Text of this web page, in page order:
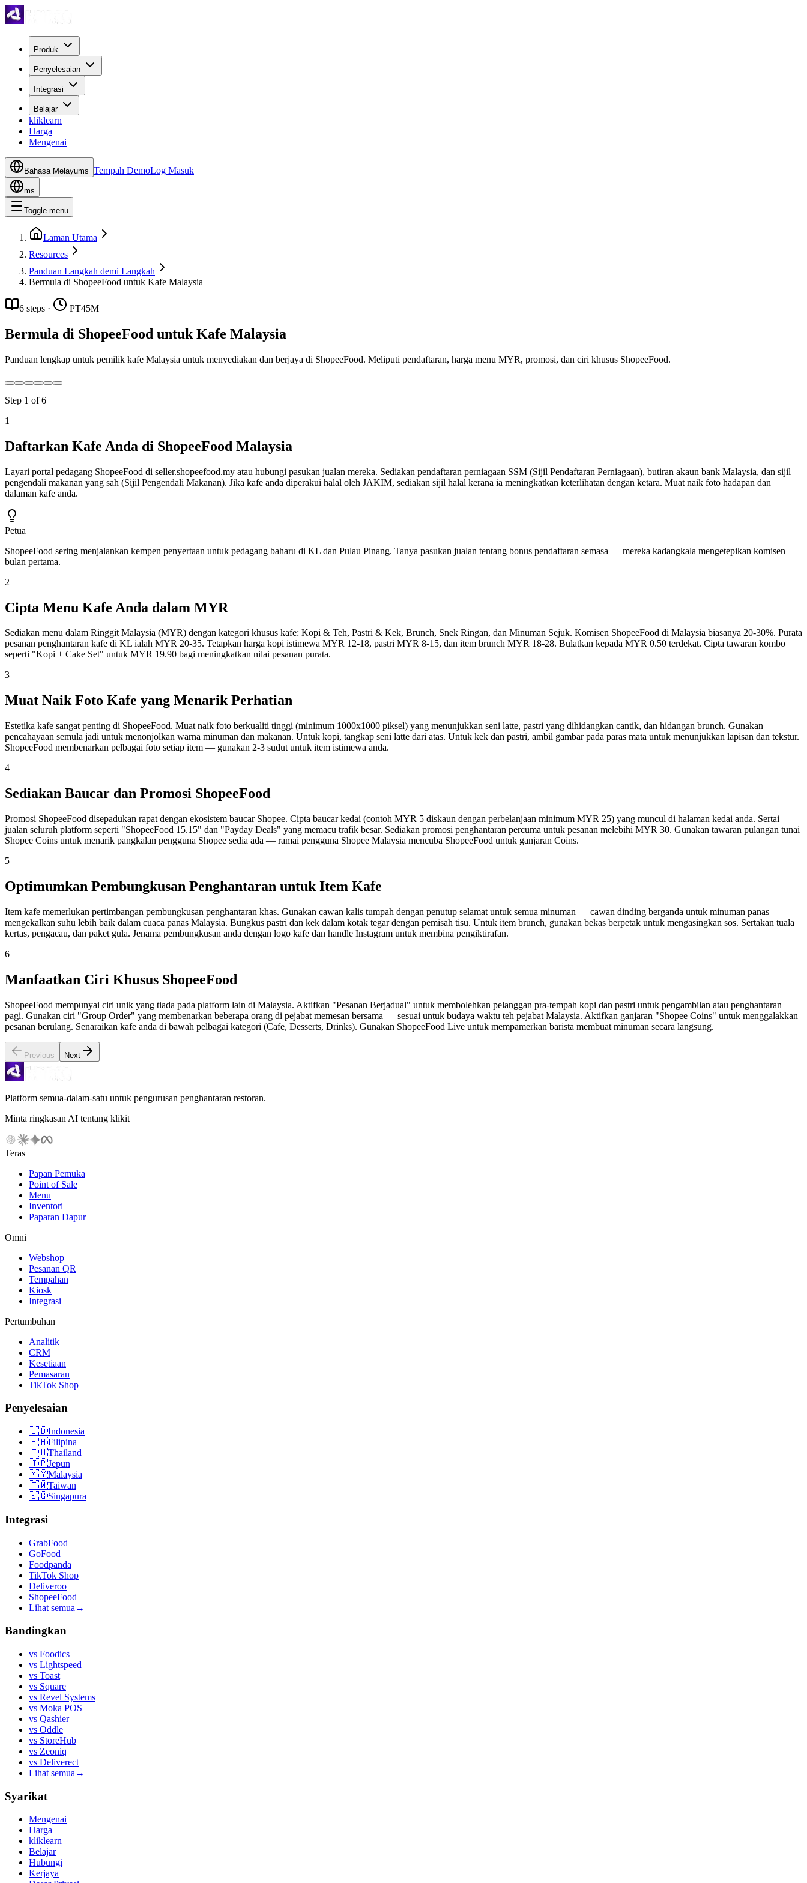
Produk
Penyelesaian
Integrasi
Belajar
kliklearn
Harga
Mengenai
Bahasa Melayums Tempah DemoLog Masuk
ms
Toggle menu
Laman Utama
Resources
Panduan Langkah demi Langkah
Bermula di ShopeeFood untuk Kafe Malaysia
6 steps · PT45M
Bermula di ShopeeFood untuk Kafe Malaysia
Panduan lengkap untuk pemilik kafe Malaysia untuk menyediakan dan berjaya di ShopeeFood. Meliputi pendaftaran, harga menu MYR, promosi, dan ciri khusus ShopeeFood.
Step 1 of6
1
Daftarkan Kafe Anda di ShopeeFood Malaysia
Layari portal pedagang ShopeeFood di seller.shopeefood.my atau hubungi pasukan jualan mereka. Sediakan pendaftaran perniagaan SSM (Sijil Pendaftaran Perniagaan), butiran akaun bank Malaysia, dan sijil
pengendali makanan yang sah (Sijil Pengendali Makanan). Jika kafe anda diperakui halal oleh JAKIM, sediakan sijil halal kerana ia meningkatkan keterlihatan dengan ketara. Muat naik foto hadapan dan
dalaman kafe anda.
Petua
ShopeeFood sering menjalankan kempen penyertaan untuk pedagang baharu di KL dan Pulau Pinang. Tanya pasukan jualan tentang bonus pendaftaran semasa — mereka kadangkala mengetepikan komisen
bulan pertama.
2
Cipta Menu Kafe Anda dalam MYR
Sediakan menu dalam Ringgit Malaysia (MYR) dengan kategori khusus kafe: Kopi & Teh, Pastri & Kek, Brunch, Snek Ringan, dan Minuman Sejuk. Komisen ShopeeFood di Malaysia biasanya 20-30%. Purata
pesanan penghantaran kafe di KL ialah MYR 20-35. Tetapkan harga kopi istimewa MYR 12-18, pastri MYR 8-15, dan item brunch MYR 18-28. Bulatkan kepada MYR 0.50 terdekat. Cipta tawaran kombo
seperti "Kopi + Cake Set" untuk MYR 19.90 bagi meningkatkan nilai pesanan purata.
3
Muat Naik Foto Kafe yang Menarik Perhatian
Estetika kafe sangat penting di ShopeeFood. Muat naik foto berkualiti tinggi (minimum 1000x1000 piksel) yang menunjukkan seni latte, pastri yang dihidangkan cantik, dan hidangan brunch. Gunakan
pencahayaan semula jadi untuk menonjolkan warna minuman dan makanan. Untuk kopi, tangkap seni latte dari atas. Untuk kek dan pastri, ambil gambar pada paras mata untuk menunjukkan lapisan dan tekstur.
ShopeeFood membenarkan pelbagai foto setiap item — gunakan 2-3 sudut untuk item istimewa anda.
4
Sediakan Baucar dan Promosi ShopeeFood
Promosi ShopeeFood disepadukan rapat dengan ekosistem baucar Shopee. Cipta baucar kedai (contoh MYR 5 diskaun dengan perbelanjaan minimum MYR 25) yang muncul di halaman kedai anda. Sertai
jualan seluruh platform seperti "ShopeeFood 15.15" dan "Payday Deals" yang memacu trafik besar. Sediakan promosi penghantaran percuma untuk pesanan melebihi MYR 30. Gunakan tawaran pulangan tunai
Shopee Coins untuk menarik pangkalan pengguna Shopee sedia ada — ramai pengguna Shopee Malaysia mencuba ShopeeFood untuk ganjaran Coins.
5
Optimumkan Pembungkusan Penghantaran untuk Item Kafe
Item kafe memerlukan pertimbangan pembungkusan penghantaran khas. Gunakan cawan kalis tumpah dengan penutup selamat untuk semua minuman — cawan dinding berganda untuk minuman panas
mengekalkan suhu lebih baik dalam cuaca panas Malaysia. Bungkus pastri dan kek dalam kotak tegar dengan pemisah tisu. Untuk item brunch, gunakan bekas berpetak untuk mengasingkan sos. Sertakan tuala
kertas, pengacau, dan paket gula. Jenama pembungkusan anda dengan logo kafe dan handle Instagram untuk membina pengiktirafan.
6
Manfaatkan Ciri Khusus ShopeeFood
ShopeeFood mempunyai ciri unik yang tiada pada platform lain di Malaysia. Aktifkan "Pesanan Berjadual" untuk membolehkan pelanggan pra-tempah kopi dan pastri untuk pengambilan atau penghantaran
pagi. Gunakan ciri "Group Order" yang membenarkan beberapa orang di pejabat memesan bersama — sesuai untuk budaya waktu teh pejabat Malaysia. Aktifkan ganjaran "Shopee Coins" untuk menggalakkan
pesanan berulang. Senaraikan kafe anda di bawah pelbagai kategori (Cafe, Desserts, Drinks). Gunakan ShopeeFood Live untuk mempamerkan barista membuat minuman secara langsung.
Previous Next
Platform semua-dalam-satu untuk pengurusan penghantaran restoran.
Minta ringkasan AI tentang klikit
Teras
Papan Pemuka
Point of Sale
Menu
Inventori
Paparan Dapur
Omni
Webshop
Pesanan QR
Tempahan
Kiosk
Integrasi
Pertumbuhan
Analitik
CRM
Kesetiaan
Pemasaran
TikTok Shop
Penyelesaian
🇮🇩Indonesia
🇵🇭Filipina
🇹🇭Thailand
🇯🇵Jepun
🇲🇾Malaysia
🇹🇼Taiwan
🇸🇬Singapura
Integrasi
GrabFood
GoFood
Foodpanda
TikTok Shop
Deliveroo
ShopeeFood
Lihat semua →
Bandingkan
vs Foodics
vs Lightspeed
vs Toast
vs Square
vs Revel Systems
vs Moka POS
vs Qashier
vs Oddle
vs StoreHub
vs Zeoniq
vs Deliverect
Lihat semua →
Syarikat
Mengenai
Harga
kliklearn
Belajar
Hubungi
Kerjaya